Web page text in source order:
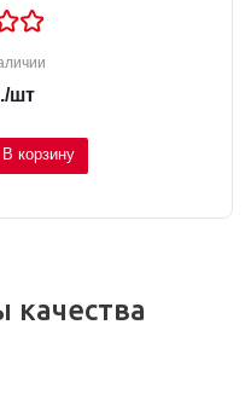
/шт
В корзину
качества